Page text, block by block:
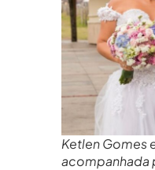
Ketlen Gomes
acompanhada